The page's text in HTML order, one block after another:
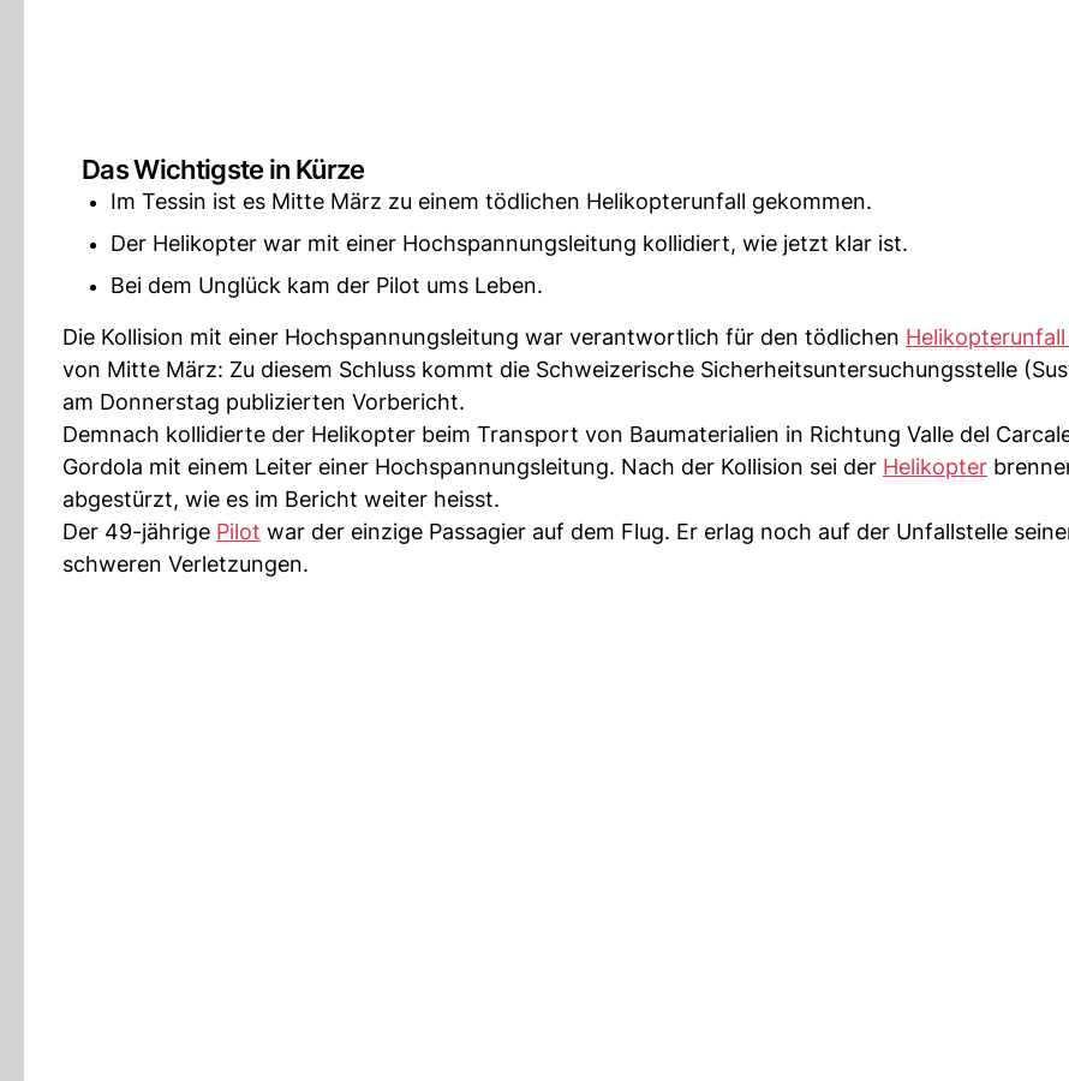
Das Wichtigste in Kürze
Im Tessin ist es Mitte März zu einem tödlichen Helikopterunfall gekommen.
Der Helikopter war mit einer Hochspannungsleitung kollidiert, wie jetzt klar ist.
Bei dem Unglück kam der Pilot ums Leben.
Die Kollision mit einer Hochspannungsleitung war verantwortlich für den tödlichen Helikopterunfall
von Mitte März: Zu diesem Schluss kommt die Schweizerische Sicherheitsuntersuchungsstelle
am Donnerstag publizierten Vorbericht.
Demnach kollidierte der Helikopter beim Transport von Baumaterialien in Richtung Valle del
Gordola mit einem Leiter einer Hochspannungsleitung. Nach der Kollision sei der Helikopter
abgestürzt, wie es im Bericht weiter heisst.
Der 49-jährige Pilot war der einzige Passagier auf dem Flug. Er erlag noch auf der Unfallstelle
schweren Verletzungen.